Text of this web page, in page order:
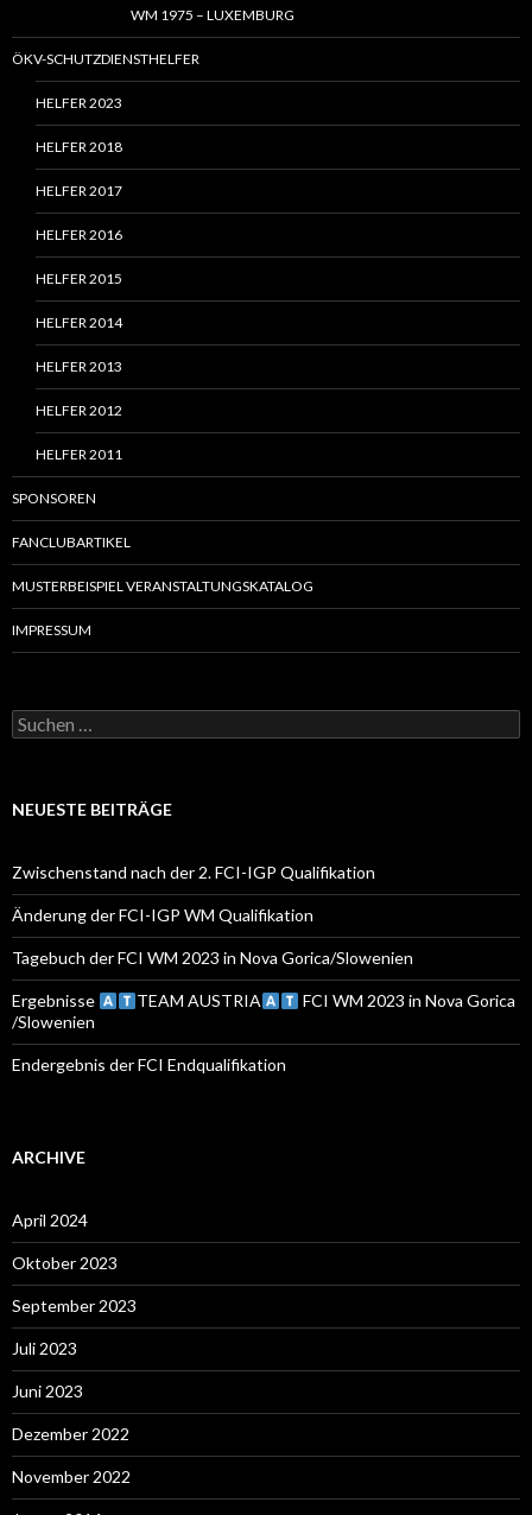
WM 1975 – LUXEMBURG
ÖKV-SCHUTZDIENSTHELFER
HELFER 2023
HELFER 2018
HELFER 2017
HELFER 2016
HELFER 2015
HELFER 2014
HELFER 2013
HELFER 2012
HELFER 2011
SPONSOREN
FANCLUBARTIKEL
MUSTERBEISPIEL VERANSTALTUNGSKATALOG
IMPRESSUM
S
u
e
c
h
:
NEUESTE BEITRÄGE
Zwischenstand nach der 2. FCI-IGP Qualifikation
Änderung der FCI-IGP WM Qualifikation
Tagebuch der FCI WM 2023 in Nova Gorica/Slowenien
Ergebnisse TEAM AUSTRIA
FCI WM 2023 in Nova Gorica
/Slowenien
Endergebnis der FCI Endqualifikation
ARCHIVE
April 2024
Oktober 2023
September 2023
Juli 2023
Juni 2023
Dezember 2022
November 2022